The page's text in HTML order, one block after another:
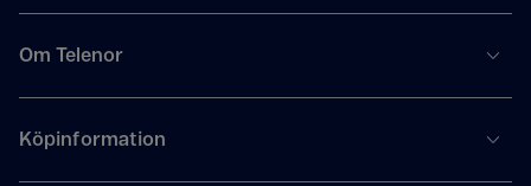
Om Telenor
Köpinformation